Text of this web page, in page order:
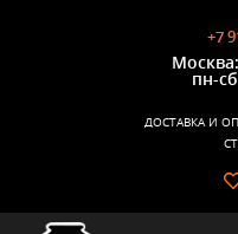
+7
Москва:
пн-
ДОСТАВКА И